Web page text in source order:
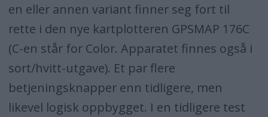
en eller annen variant finner seg fort til
rette i den nye kartplotteren GPSMAP 176C
(C-en står for Color. Apparatet finnes også i
sort/hvitt-utgave). Et par flere
betjeningsknapper enn tidligere, men
likevel logisk oppbygget. I en tidligere test